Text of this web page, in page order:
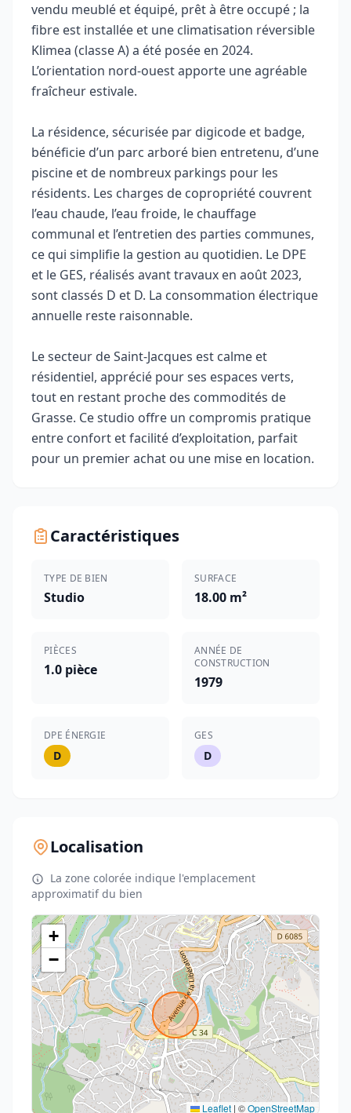
vendu meublé et équipé, prêt à être occupé ; la
fibre est installée et une climatisation réversible
Klimea (classe A) a été posée en 2024.
L’orientation nord‑ouest apporte une agréable
fraîcheur estivale.
La résidence, sécurisée par digicode et badge,
bénéficie d’un parc arboré bien entretenu, d’une
piscine et de nombreux parkings pour les
résidents. Les charges de copropriété couvrent
l’eau chaude, l’eau froide, le chauffage
communal et l’entretien des parties communes,
ce qui simplifie la gestion au quotidien. Le DPE
et le GES, réalisés avant travaux en août 2023,
sont classés D et D. La consommation électrique
annuelle reste raisonnable.
Le secteur de Saint‑Jacques est calme et
résidentiel, apprécié pour ses espaces verts,
tout en restant proche des commodités de
Grasse. Ce studio offre un compromis pratique
entre confort et facilité d’exploitation, parfait
pour un premier achat ou une mise en location.
Caractéristiques
TYPE DE BIEN
Studio
SURFACE
18.00 m²
PIÈCES
1.0 pièce
ANNÉE DE
CONSTRUCTION
1979
DPE ÉNERGIE
D
GES
D
Localisation
La zone colorée indique l'emplacement
approximatif du bien
+
−
Leaflet | ©OpenStreetMap